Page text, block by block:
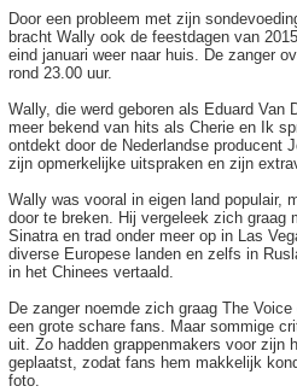
Door een probleem met zijn
bracht Wally ook de feestdagen van
eind januari weer naar huis. De zanger
rond 23.00 uur.
Wally, die werd geboren als Eduard Van
meer bekend van hits als Cherie en Ik
ontdekt door de Nederlandse producent
zijn opmerkelijke uitspraken en zijn
Wally was vooral in eigen land populair,
door te breken. Hij vergeleek zich graag
Sinatra en trad onder meer op in Las
diverse Europese landen en zelfs in
in het Chinees vertaald.
De zanger noemde zich graag The
een grote schare fans. Maar sommige
uit. Zo hadden grappenmakers voor zijn
geplaatst, zodat fans hem makkelijk
foto.